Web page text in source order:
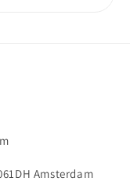
Amsterdam